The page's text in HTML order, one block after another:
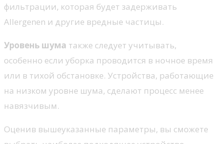
фильтрации, которая будет задерживать
Allergenen и другие вредные частицы.
Уровень шума также следует учитывать,
особенно если уборка проводится в ночное время
или в тихой обстановке. Устройства, работающие
на низком уровне шума, сделают процесс менее
навязчивым.
Оценив вышеуказанные параметры, вы сможете